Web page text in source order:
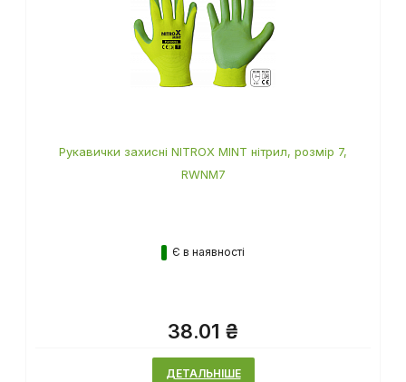
Рукавички захисні NITROX MINT нітрил, розмір 7,
RWNM7
Є в наявності
38.01 ₴
ДЕТАЛЬНІШЕ